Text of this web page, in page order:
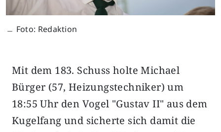
﹘ Foto: Redaktion
Mit dem 183. Schuss holte Michael
Bürger (57, Heizungstechniker) um
18:55 Uhr den Vogel "Gustav II" aus dem
Kugelfang und sicherte sich damit die